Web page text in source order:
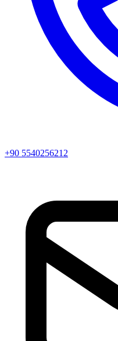
+90 5540256212